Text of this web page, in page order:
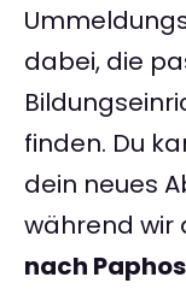
dabei, die
finden. Du
dein neues
während wir
nach Paphos